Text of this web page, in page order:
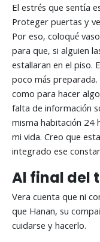
El estrés que sentía
Proteger puertas y
Por eso, coloqué
para que, si alguien
estallaran en el piso.
poco más
como para hacer
falta de información
misma habitación 24
mi vida. Creo que
integrado ese
Al final del
Vera cuenta que ni
que Hanan, su
cuidarse y hacerlo.